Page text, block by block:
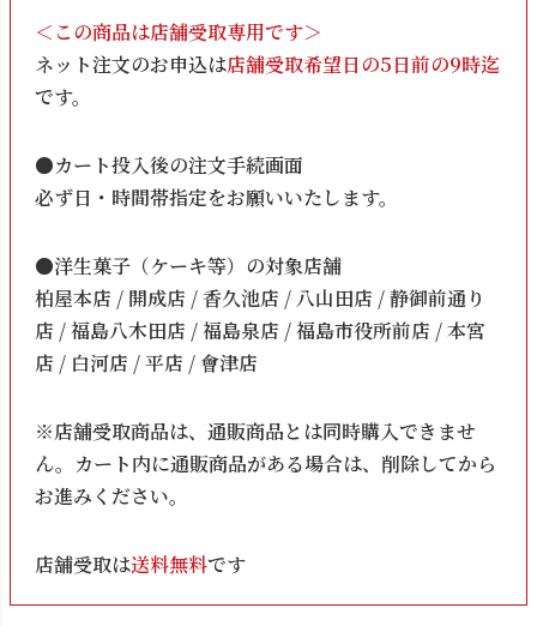
＜この商品は店舗受取専用です＞
ネット注文のお申込は店舗受取希望日の5日前の9時迄
です。
●カート投入後の注文手続画面
必ず日・時間帯指定をお願いいたします。
●洋生菓子（ケーキ等）の対象店舗
柏屋本店 / 開成店 / 香久池店 / 八山田店 / 静御前通り
店 / 福島八木田店 / 福島泉店 / 福島市役所前店 / 本宮
店 / 白河店 / 平店 / 會津店
※店舗受取商品は、通販商品とは同時購入できませ
ん。カート内に通販商品がある場合は、削除してから
お進みください。
店舗受取は送料無料です